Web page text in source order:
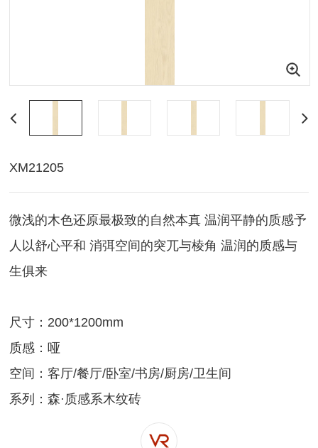
XM21205
微浅的木色还原最极致的自然本真 温润平静的质感予
人以舒心平和 消弭空间的突兀与棱角 温润的质感与
生俱来
尺寸：200*1200mm
质感：哑
空间：客厅/餐厅/卧室/书房/厨房/卫生间
系列：森·质感系木纹砖